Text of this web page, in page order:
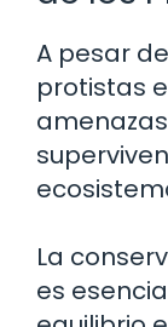
A pesar
protistas
La
es